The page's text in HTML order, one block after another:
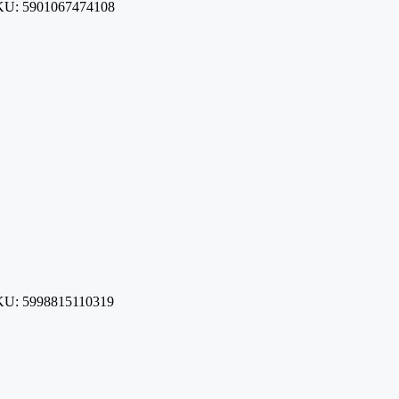
5901067474108
5998815110319